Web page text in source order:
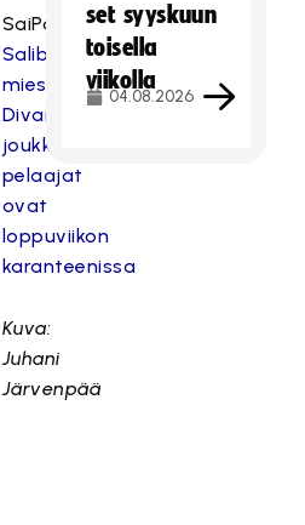
SaiPa:
SaiPa
Salibandy
miesten
Divarin
joukkueen
pelaajat
ovat
loppuviikon
karanteenissa
Kuva:
Juhani
Järvenpää
set syyskuun
toisella
viikolla
04.08.2026